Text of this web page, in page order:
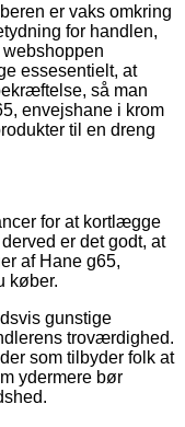
er vaks omkring
for handlen,
essesentielt, at
så man
envejshane i krom
til en dreng
for at kortlægge
er det godt, at
af Hane g65,
køber.
gunstige
troværdighed.
som tilbyder folk at
ydermere bør